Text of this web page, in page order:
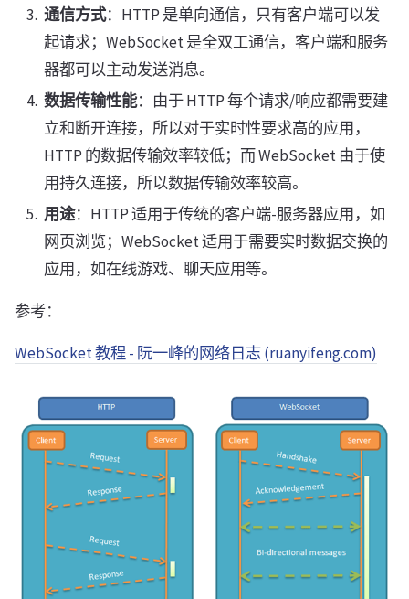
通信方式：HTTP 是单向通信，只有客户端可以发
起请求；WebSocket 是全双工通信，客户端和服务
器都可以主动发送消息。
数据传输性能：由于 HTTP 每个请求/响应都需要建
立和断开连接，所以对于实时性要求高的应用，
HTTP 的数据传输效率较低；而 WebSocket 由于使
用持久连接，所以数据传输效率较高。
用途：HTTP 适用于传统的客户端-服务器应用，如
网页浏览；WebSocket 适用于需要实时数据交换的
应用，如在线游戏、聊天应用等。
参考：
WebSocket 教程 - 阮一峰的网络日志 (ruanyifeng.com)